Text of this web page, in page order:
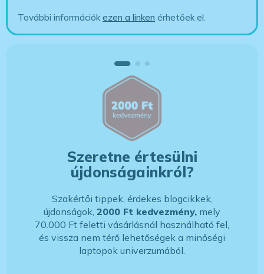
További információkezen a linken érhetőek el.
Szeretne értesülni
újdonságainkról?
Szakértői tippek, érdekes blogcikkek,
újdonságok, 2000 Ft kedvezmény, mely
70.000 Ft feletti vásárlásnál használható fel,
és vissza nem térő lehetőségek a minőségi
laptopok univerzumából.